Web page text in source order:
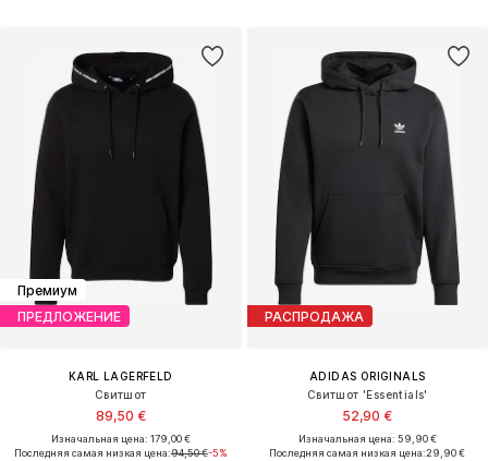
Премиум
ПРЕДЛОЖЕНИЕ
KARL LAGERFELD
Свитшот
89,50 €
Изначальная цена: 179,00 €
Последняя самая низкая цена:94,50 €-5%
РАСПРОДАЖА
ADIDAS ORIGINALS
Свитшот 'Essentials'
52,90 €
Изначальная цена: 59,90 €
Последняя самая низкая цена:29,90 €